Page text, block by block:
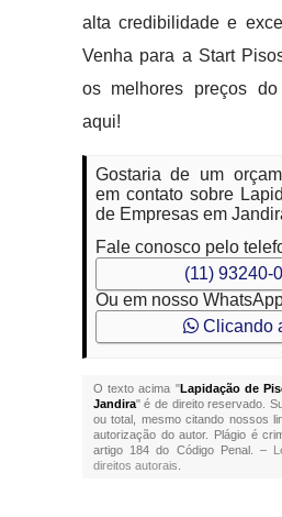
alta credibilidade e
Venha para a Start
os melhores preços
aqui!
Gostaria de um
em contato sobre
de Empresas em
Fale conosco pelo
(11) 93240-
Ou em nosso
Clicando
O texto acima "Lapidação de
Jandira" é de direito reservado.
ou total, mesmo citando nossos
autorização do autor. Plágio é
artigo 184 do Código Penal. –
direitos autorais